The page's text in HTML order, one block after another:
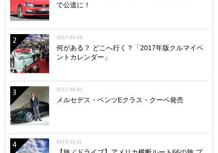
で公道に！
2 2017.01.04
何がある？ どこへ行く？「2017年版クルマイベ
ントカレンダー」
3 2017.06.01
メルセデス・ベンツEクラス・クーペ発売
4 2015.12.11